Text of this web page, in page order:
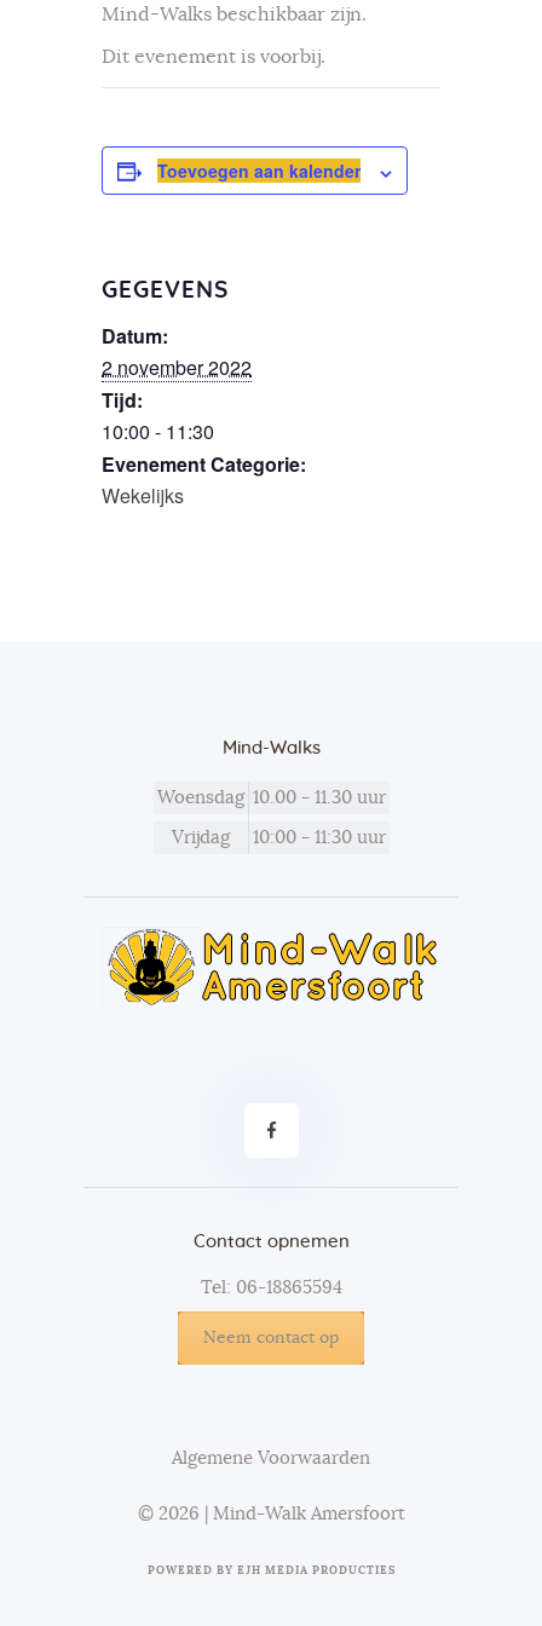
Mind-Walks beschikbaar zijn.
Dit evenement is voorbij.
Toevoegen aan kalender
GEGEVENS
Datum:
2 november 2022
Tijd:
10:00 - 11:30
Evenement Categorie:
Wekelijks
Mind-Walks
Woensdag 10.00 - 11.30 uur
Vrijdag 10:00 - 11:30 uur
Contact opnemen
Tel: 06-18865594
Neem contact op
Algemene Voorwaarden
© 2026 | Mind-Walk Amersfoort
POWERED BY EJH MEDIA PRODUCTIES